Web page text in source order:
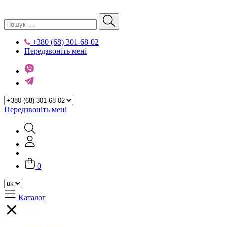
+380 (68) 301-68-02
Передзвоніть мені
Передзвоніть мені
0
Каталог